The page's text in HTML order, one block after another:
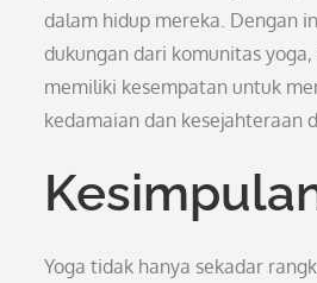
dalam hidup mereka. Dengan
dukungan dari komunitas
memiliki kesempatan untuk
kedamaian dan kesejahteraan
Yoga tidak hanya sekadar